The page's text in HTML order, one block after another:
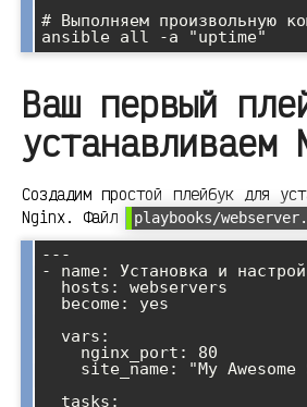
# Выполняем произвольную
Ваш первый
устанавливаем
Создадим простой плейбук для
Nginx. Файл
playbooks/
---
- name: Установка и